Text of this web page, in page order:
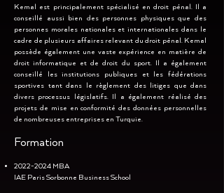
Kemal est principalement spécialisé en droit pénal. Il a
conseillé aussi bien des personnes physiques que des
personnes morales nationales et internationales dans le
cadre de plusieurs affaires relevant du droit pénal. Kemal
possède également une vaste expérience en matière de
droit informatique et de droit du sport. Il a également
conseillé les institutions publiques et les fédérations
sportives tant dans le règlement des litiges que dans
divers processus législatifs. Il a également réalisé des
projets de mise en conformité des données personnelles
de nombreuses entreprises en Turquie.
Formation
2022-2024 MBA
IAE Paris Sorbonne Business School